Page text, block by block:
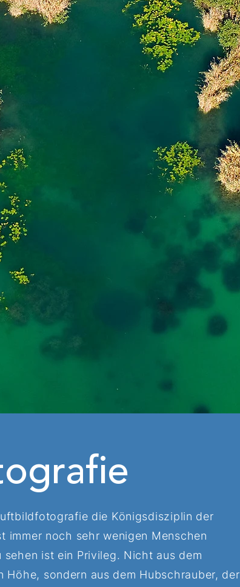
die Königsdisziplin der
immer noch sehr wenigen Menschen
ist ein Privileg. Nicht aus dem
Höhe, sondern aus dem Hubschrauber, der